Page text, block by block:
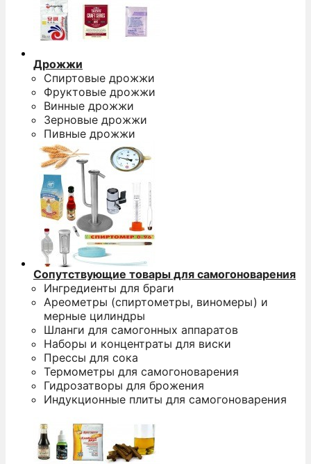
Дрожжи
Спиртовые дрожжи
Фруктовые дрожжи
Винные дрожжи
Зерновые дрожжи
Пивные дрожжи
Сопутствующие товары для самогоноварения
Ингредиенты для браги
Ареометры (спиртометры, виномеры) и
мерные цилиндры
Шланги для самогонных аппаратов
Наборы и концентраты для виски
Прессы для сока
Термометры для самогоноварения
Гидрозатворы для брожения
Индукционные плиты для самогоноварения